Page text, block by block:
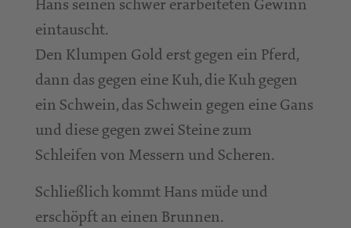
eintauscht.
Den Klumpen Gold erst gegen ein Pferd,
dann das gegen eine Kuh, die Kuh gegen
ein Schwein, das Schwein gegen eine Gans
und diese gegen zwei Steine zum
Schleifen von Messern und Scheren.
Schließlich kommt Hans müde und
erschöpft an einen Brunnen.